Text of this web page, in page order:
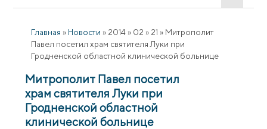
Главная » Новости » 2014 » 02 » 21 » Митрополит
Павел посетил храм святителя Луки при
Гродненской областной клинической больнице
Митрополит Павел посетил
храм святителя Луки при
Гродненской областной
клинической больнице